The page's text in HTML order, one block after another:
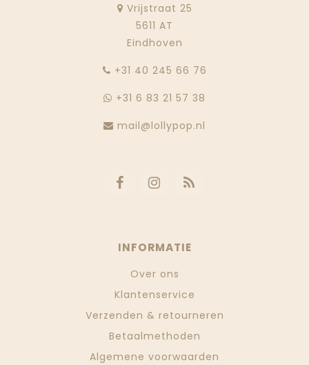
Vrijstraat 25
5611 AT
Eindhoven
‭+31 40 245 66 76
+31 6 83 21 57 38
mail@lollypop.nl
INFORMATIE
Over ons
Klantenservice
Verzenden & retourneren
Betaalmethoden
Algemene voorwaarden